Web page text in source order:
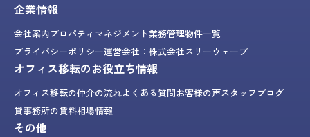
企業情報
会社案内プロパティマネジメント業務管理物件一覧
プライバシーポリシー運営会社：株式会社スリーウェーブ
オフィス移転のお役立ち情報
オフィス移転の仲介の流れよくある質問お客様の声スタッフブログ
貸事務所の賃料相場情報
その他